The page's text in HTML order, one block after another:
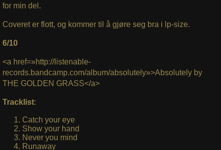
for min del.
Coveret er flott, og kommer til å gjøre seg bra i lp-size.
6/10
<a href=»http://listenable-
records.bandcamp.com/album/absolutely»>Absolutely by
THE GOLDEN GRASS</a>
Tracklist:
Catch your eye
Show your hand
Never you mind
Runaway